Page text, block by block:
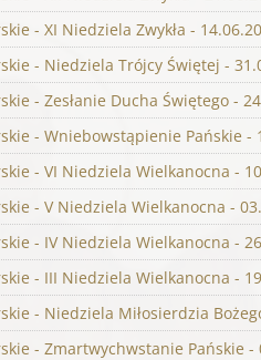
- XI Niedziela Zwykła -
- Niedziela Trójcy Świętej -
- Zesłanie Ducha Świętego -
- Wniebowstąpienie Pańskie -
- VI Niedziela Wielkanocna -
- V Niedziela Wielkanocna -
- IV Niedziela Wielkanocna -
- III Niedziela Wielkanocna -
- Niedziela Miłosierdzia
- Zmartwychwstanie Pańskie -